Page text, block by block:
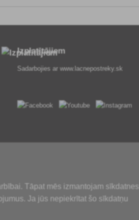
Izplatītājiem
Sadarbojies arwww.lacnepostreky.sk
Tāpat mēs izmantojam sīkdatnes
Ja jūs nepiekrītat šo sīkdatņu